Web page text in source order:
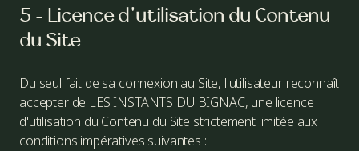
5 - Licence d'utilisation du Contenu
du Site
Du seul fait de sa connexion au Site, l'utilisateur reconnaît
accepter de LES INSTANTS DU BIGNAC, une licence
d'utilisation du Contenu du Site strictement limitée aux
conditions impératives suivantes :